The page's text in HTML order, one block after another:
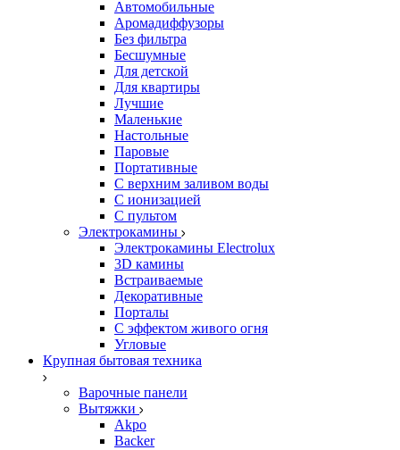
Автомобильные
Аромадиффузоры
Без фильтра
Бесшумные
Для детской
Для квартиры
Лучшие
Маленькие
Настольные
Паровые
Портативные
С верхним заливом воды
С ионизацией
С пультом
Электрокамины
Электрокамины Electrolux
3D камины
Встраиваемые
Декоративные
Порталы
С эффектом живого огня
Угловые
Крупная бытовая техника
Варочные панели
Вытяжки
Akpo
Backer